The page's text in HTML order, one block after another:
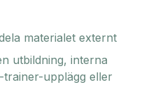
materialet externt
utbildning, interna
upplägg eller